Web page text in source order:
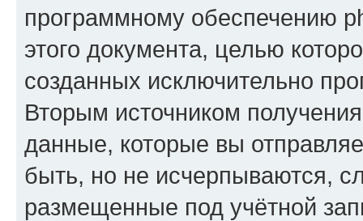
программному обеспечению
этого документа, целью
созданных исключительно
Вторым источником
данные, которые вы
быть, но не исчерпываются,
размещенные под учётной